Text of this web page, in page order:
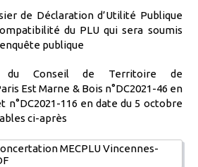
de Déclaration d’Utilité Publique
du PLU qui sera soumis
publique
du Conseil de Territoire de
Est Marne & Bois n°DC2021-46 en
n°DC2021-116 en date du 5 octobre
ci-après
MECPLU Vincennes-